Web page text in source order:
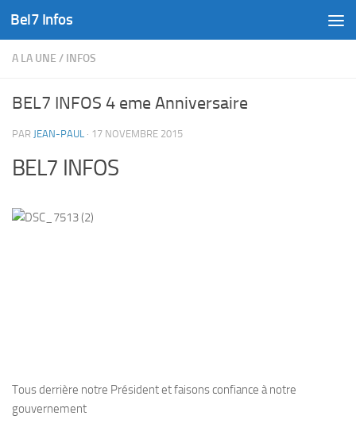
Skip to content
Bel7 Infos
A LA UNE / INFOS
BEL7 INFOS 4 eme Anniversaire
PAR JEAN-PAUL · 17 NOVEMBRE 2015
BEL7 INFOS
Tous derrière notre Président et faisons confiance à notre
gouvernement